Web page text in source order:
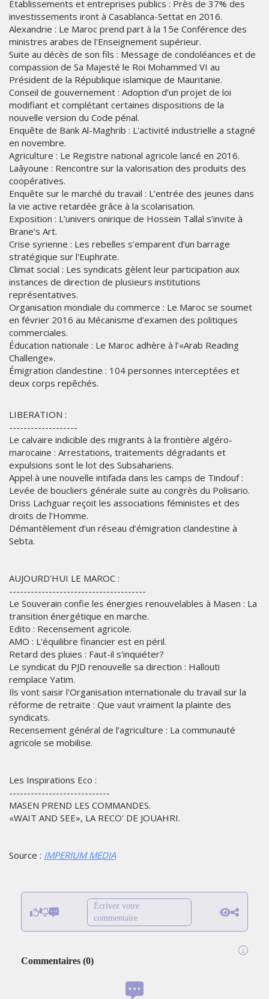
Établissements et entreprises publics : Près de 37% des
investissements iront à Casablanca-Settat en 2016.
Alexandrie : Le Maroc prend part à la 15e Conférence des
ministres arabes de l'Enseignement supérieur.
Suite au décès de son fils : Message de condoléances et de
compassion de Sa Majesté le Roi Mohammed VI au
Président de la République islamique de Mauritanie.
Conseil de gouvernement : Adoption d’un projet de loi
modifiant et complétant certaines dispositions de la
nouvelle version du Code pénal.
Enquête de Bank Al-Maghrib : L'activité industrielle a stagné
en novembre.
Agriculture : Le Registre national agricole lancé en 2016.
Laâyoune : Rencontre sur la valorisation des produits des
coopératives.
Enquête sur le marché du travail : L’entrée des jeunes dans
la vie active retardée grâce à la scolarisation.
Exposition : L’univers onirique de Hossein Tallal s’invite à
Brane’s Art.
Crise syrienne : Les rebelles s’emparent d’un barrage
stratégique sur l'Euphrate.
Climat social : Les syndicats gèlent leur participation aux
instances de direction de plusieurs institutions
représentatives.
Organisation mondiale du commerce : Le Maroc se soumet
en février 2016 au Mécanisme d’examen des politiques
commerciales.
Éducation nationale : Le Maroc adhère à l’«Arab Reading
Challenge».
Émigration clandestine : 104 personnes interceptées et
deux corps repêchés.
LIBERATION :
-------------------
Le calvaire indicible des migrants à la frontière algéro-
marocaine : Arrestations, traitements dégradants et
expulsions sont le lot des Subsahariens.
Appel à une nouvelle intifada dans les camps de Tindouf :
Levée de boucliers générale suite au congrès du Polisario.
Driss Lachguar reçoit les associations féministes et des
droits de l’Homme.
Démantèlement d’un réseau d’émigration clandestine à
Sebta.
AUJOURD'HUI LE MAROC :
--------------------------------------
Le Souverain confie les énergies renouvelables à Masen : La
transition énergétique en marche.
Edito : Recensement agricole.
AMO : L'équilibre financier est en péril.
Retard des pluies : Faut-il s'inquiéter?
Le syndicat du PJD renouvelle sa direction : Hallouti
remplace Yatim.
Ils vont saisir l'Organisation internationale du travail sur la
réforme de retraite : Que vaut vraiment la plainte des
syndicats.
Recensement général de l’agriculture : La communauté
agricole se mobilise.
Les Inspirations Eco :
----------------------------
MASEN PREND LES COMMANDES.
«WAIT AND SEE», LA RECO' DE JOUAHRI.
Source : IMPERIUM MEDIA
Écrivez votre
commentaire
Commentaires (0)